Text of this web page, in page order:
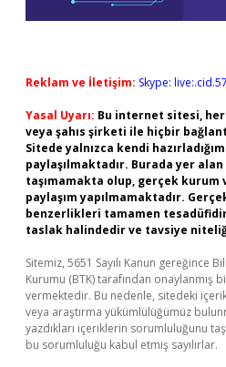
Reklam ve İletişim: Skype:
Yasal Uyarı: Bu internet sitesi,
veya şahıs şirketi ile hiçbir
Sitede yalnızca kendi
paylaşılmaktadır. Burada yer
taşımamakta olup, gerçek kurum
paylaşım yapılmamaktadır.
benzerlikleri tamamen
taslak halindedir ve tavsiye
Sitemiz, 5651 Sayılı Kanun gereğince
Kurumu (BTK) tarafından onaylanmış
vermektedir. Bu nedenle, sitedeki
veya araştırma yükümlülüğümüz
yazdıkları içeriklerin sorumluluğunu
bu sorumluluğu kabul etmiş sayılırlar.